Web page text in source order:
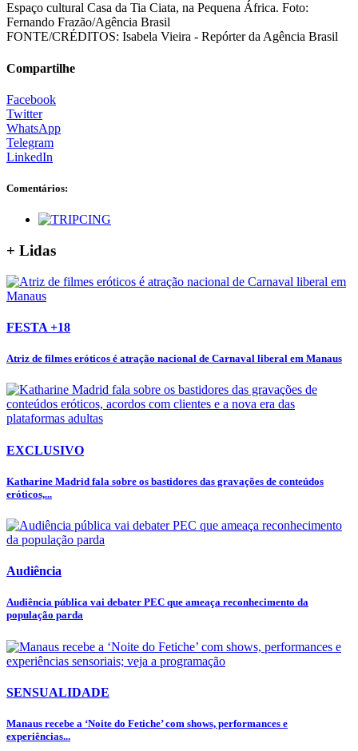
Espaço cultural Casa da Tia Ciata, na Pequena África. Foto:
Fernando Frazão/Agência Brasil
FONTE/CRÉDITOS: Isabela Vieira - Repórter da Agência Brasil
Compartilhe
Facebook
Twitter
WhatsApp
Telegram
LinkedIn
Comentários:
+ Lidas
FESTA +18
Atriz de filmes eróticos é atração nacional de Carnaval liberal em Manaus
EXCLUSIVO
Katharine Madrid fala sobre os bastidores das gravações de conteúdos
eróticos,...
Audiência
Audiência pública vai debater PEC que ameaça reconhecimento da
população parda
SENSUALIDADE
Manaus recebe a ‘Noite do Fetiche’ com shows, performances e
experiências...